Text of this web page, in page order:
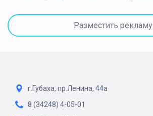
Разместить рекламу
г.Губаха, пр.Ленина, 44а
8 (34248) 4-05-01